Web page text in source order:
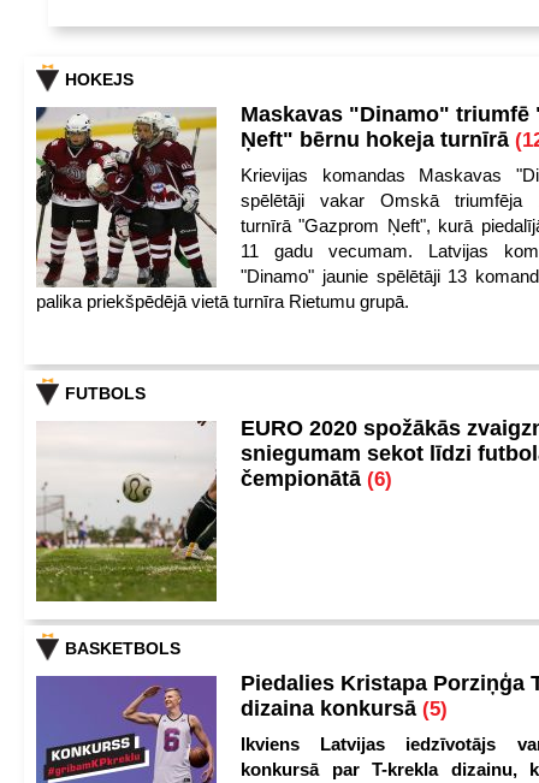
HOKEJS
Maskavas "Dinamo" triumfē
Ņeft" bērnu hokeja turnīrā
Krievijas komandas Maskavas
spēlētāji vakar Omskā triumfēja
turnīrā "Gazprom Ņeft", kurā
11 gadu vecumam. Latvijas
"Dinamo" jaunie spēlētāji 13
palika priekšpēdējā vietā turnīra Rietumu grupā.
FUTBOLS
EURO 2020 spožākās
sniegumam sekot līdzi
čempionātā (6)
BASKETBOLS
Piedalies Kristapa Porziņģa
dizaina konkursā (5)
Ikviens Latvijas iedzīvotājs
konkursā par T-krekla dizainu,